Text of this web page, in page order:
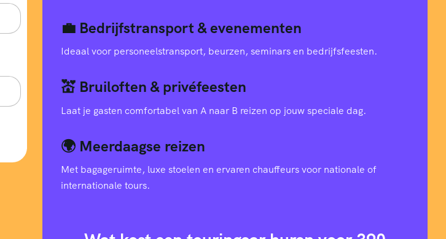
💼 Bedrijfstransport & evenementen
Ideaal voor personeelstransport, beurzen, seminars en bedrijfsfeesten.
💒 Bruiloften & privéfeesten
Laat je gasten comfortabel van A naar B reizen op jouw speciale dag.
🌍 Meerdaagse reizen
Met bagageruimte, luxe stoelen en ervaren chauffeurs voor nationale of
internationale tours.